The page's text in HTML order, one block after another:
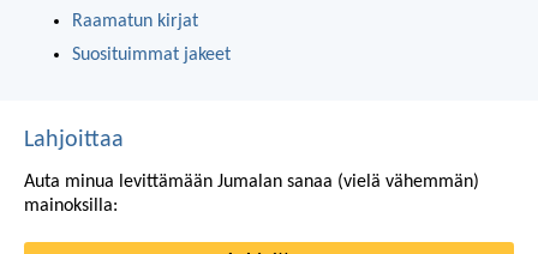
Raamatun kirjat
Suosituimmat jakeet
Lahjoittaa
Auta minua levittämään Jumalan sanaa (vielä vähemmän)
mainoksilla: